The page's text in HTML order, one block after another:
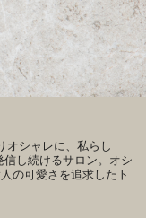
オシャレに、私らし
し続けるサロン。オシ
の可愛さを追求したト